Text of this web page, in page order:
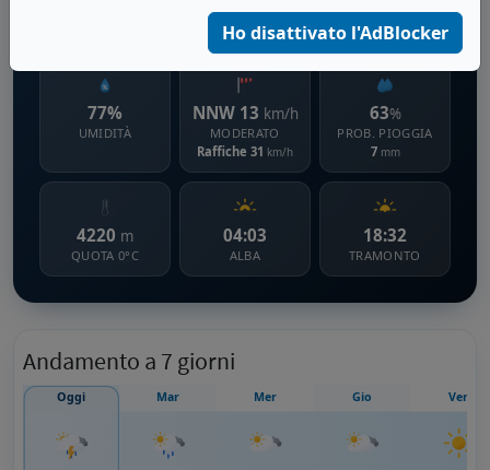
77%
UMIDITÀ
NNW 13 km/h
MODERATO
Raffiche 31 km/h
63%
PROB. PIOGGIA
7 mm
4220 m
QUOTA 0°C
04:03
ALBA
18:32
TRAMONTO
Andamento a 7 giorni
Oggi Mar Mer Gio Ven
Ho disattivato l'AdBlocker